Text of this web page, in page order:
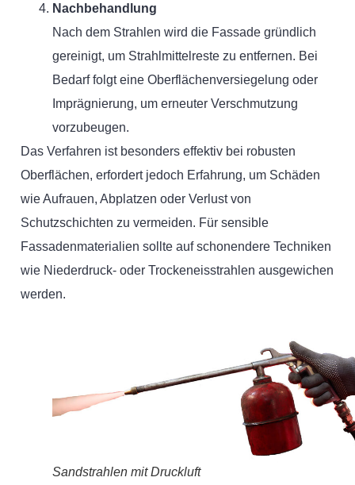
Nachbehandlung
Nach dem Strahlen wird die Fassade gründlich
gereinigt, um Strahlmittelreste zu entfernen. Bei
Bedarf folgt eine Oberflächenversiegelung oder
Imprägnierung, um erneuter Verschmutzung
vorzubeugen.
Das Verfahren ist besonders effektiv bei robusten
Oberflächen, erfordert jedoch Erfahrung, um Schäden
wie Aufrauen, Abplatzen oder Verlust von
Schutzschichten zu vermeiden. Für sensible
Fassadenmaterialien sollte auf schonendere Techniken
wie Niederdruck- oder Trockeneisstrahlen ausgewichen
werden.
Sandstrahlen mit Druckluft